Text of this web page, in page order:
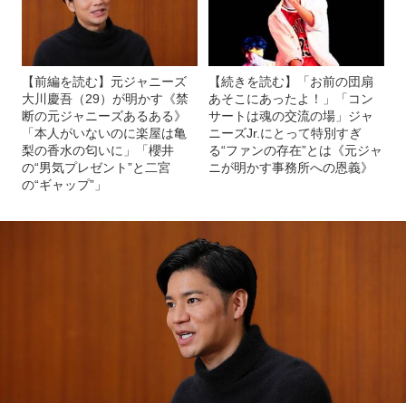
【前編を読む】元ジャニーズ
大川慶吾（29）が明かす《禁
断の元ジャニーズあるある》
「本人がいないのに楽屋は亀
梨の香水の匂いに」「櫻井
の“男気プレゼント”と二宮
の“ギャップ”」
【続きを読む】「お前の団扇
あそこにあったよ！」「コン
サートは魂の交流の場」ジャ
ニーズJr.にとって特別すぎ
る“ファンの存在”とは《元ジャ
ニが明かす事務所への恩義》